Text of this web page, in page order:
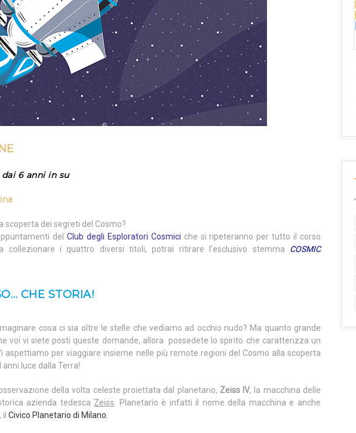
6 anni in su
scoperta dei segreti del Cosmo?
delClub degli Esploratori Cosmici che si ripeteranno per tutto il corso
collezionare i quattro diversi titoli, potrai ritirare l’esclusivo stemma COSMIC
CHE STORIA!
cosa ci sia oltre le stelle che vediamo ad occhio nudo? Ma quanto grande
voi vi siete posti queste domande, allora possedete lo spirito che caratterizza un
aspettiamo per viaggiare insieme nelle più remote regioni del Cosmo alla scoperta
luce dalla Terra!
della volta celeste proiettata dal planetario, Zeiss IV, la macchina delle
azienda tedesca Zeiss . Planetario è infatti il nome della macchina e anche
Civico Planetario di Milano.